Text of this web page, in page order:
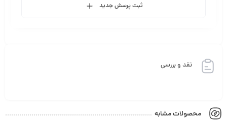
ثبت پرسش جدید
نقد و بررسی
محصولات مشابه